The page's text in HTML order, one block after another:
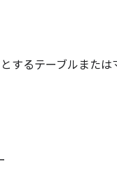
するテーブルまた